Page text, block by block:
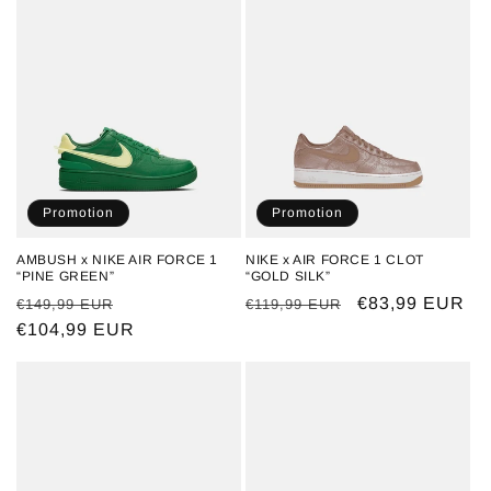
Promotion
AMBUSH x NIKE AIR FORCE 1
“PINE GREEN”
Prix
habituel
€149,99 EUR
promotionnel
€104,99 EUR
Promotion
NIKE x AIR FORCE 1 CLOT
“GOLD SILK”
Prix
€119,99 EUR
Prix
€83,99 EUR